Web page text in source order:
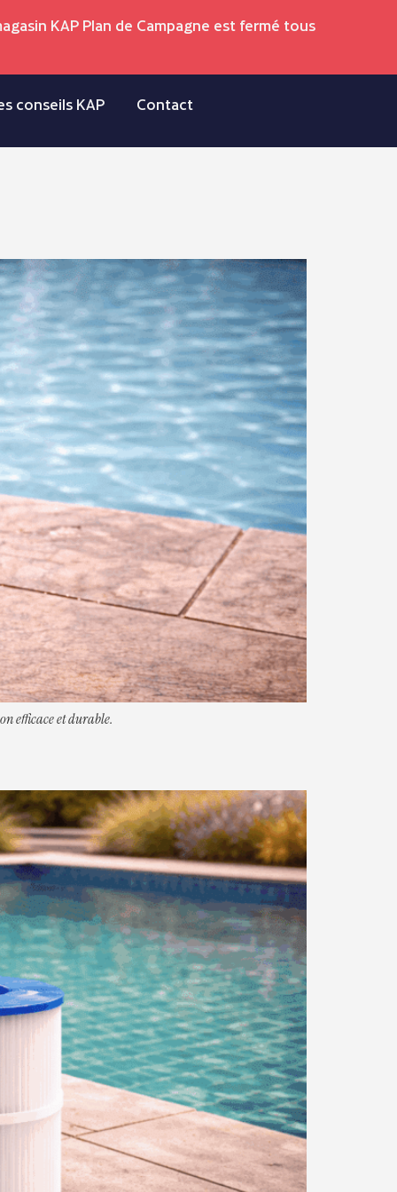
KAP Plan de Campagne est fermé tous
conseils KAP Contact
efficace et durable.